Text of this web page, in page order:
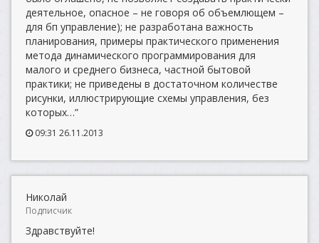
деятельное, опасное – не говоря об объемлющем –
для бп управление); не разработана важность
планирования, примеры практического применения
метода динамического программирования для
малого и среднего бизнеса, частной бытовой
практики; не приведены в достаточном количестве
рисунки, иллюстрирующие схемы управления, без
которых…”
09:31 26.11.2013
Николай
Подписчик
Здравствуйте!